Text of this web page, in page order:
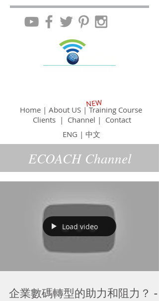
Home | About US |Training Course
Clients | Channel | Contact
NEW
ENG | 中文
ECOACH Channel
Load video
企業數碼轉型的助力和阻力？ -